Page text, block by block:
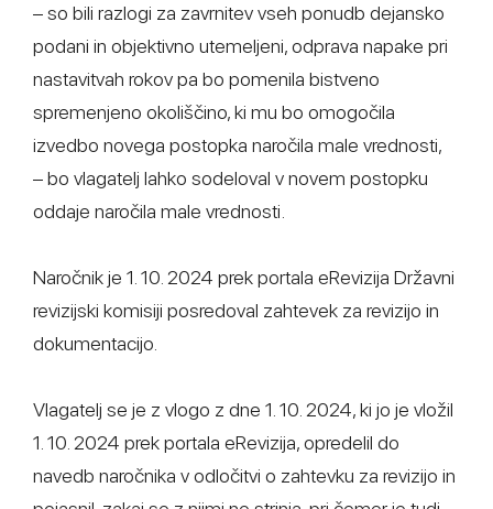
– so bili razlogi za zavrnitev vseh ponudb dejansko
podani in objektivno utemeljeni, odprava napake pri
nastavitvah rokov pa bo pomenila bistveno
spremenjeno okoliščino, ki mu bo omogočila
izvedbo novega postopka naročila male vrednosti,
– bo vlagatelj lahko sodeloval v novem postopku
oddaje naročila male vrednosti.
Naročnik je 1. 10. 2024 prek portala eRevizija Državni
revizijski komisiji posredoval zahtevek za revizijo in
dokumentacijo.
Vlagatelj se je z vlogo z dne 1. 10. 2024, ki jo je vložil
1. 10. 2024 prek portala eRevizija, opredelil do
navedb naročnika v odločitvi o zahtevku za revizijo in